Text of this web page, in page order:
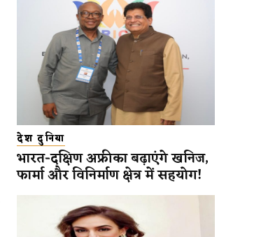
देश दुनिया
भारत-दक्षिण अफ्रीका बढ़ाएंगे खनिज,
फार्मा और विनिर्माण क्षेत्र में सहयोग!